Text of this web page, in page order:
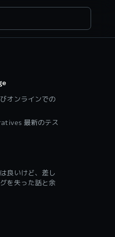
オンラインでの
最新のテス
良いけど、差し
を失った話と余